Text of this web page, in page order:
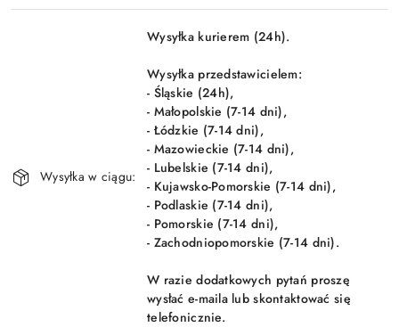
Wyślij
Dostępność
Wysyłka w ciągu:
Wysyłka kurierem (24h).
Wysyłka przedstawicielem:
- Śląskie (24h),
- Małopolskie (7-14 dni),
- Łódzkie (7-14 dni),
- Mazowieckie (7-14 dni),
- Lubelskie (7-14 dni),
- Kujawsko-Pomorskie (7-14 dni),
- Podlaskie (7-14 dni),
- Pomorskie (7-14 dni),
- Zachodniopomorskie (7-14 dni).
W razie dodatkowych pytań proszę
wysłać e-maila lub skontaktować się
telefonicznie.